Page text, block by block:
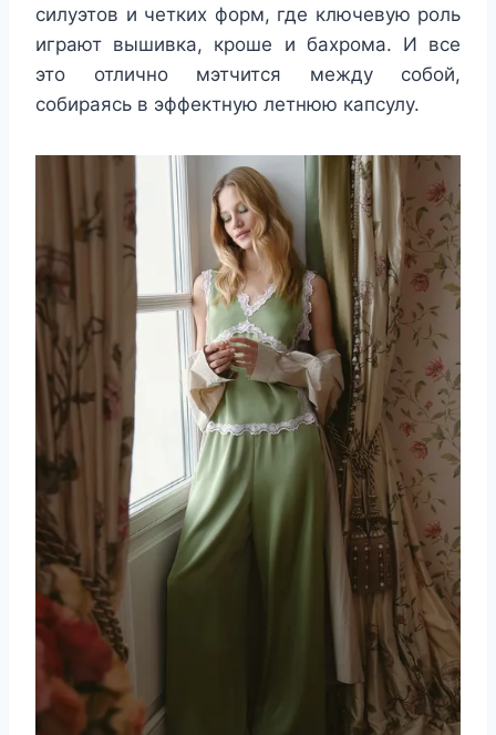
силуэтов и четких форм, где ключевую роль
играют вышивка, кроше и бахрома. И все
это отлично мэтчится между собой,
собираясь в эффектную летнюю капсулу.